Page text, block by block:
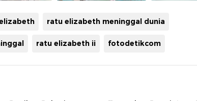
ratu elizabeth meninggal dunia
ratu elizabeth ii fotodetikcom